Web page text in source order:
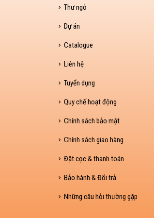
Thư ngỏ
Dự án
Catalogue
Liên hệ
Tuyển dụng
Quy chế hoạt động
Chính sách bảo mật
Chính sách giao hàng
Đặt cọc & thanh toán
Bảo hành & Đổi trả
Những câu hỏi thường gặp